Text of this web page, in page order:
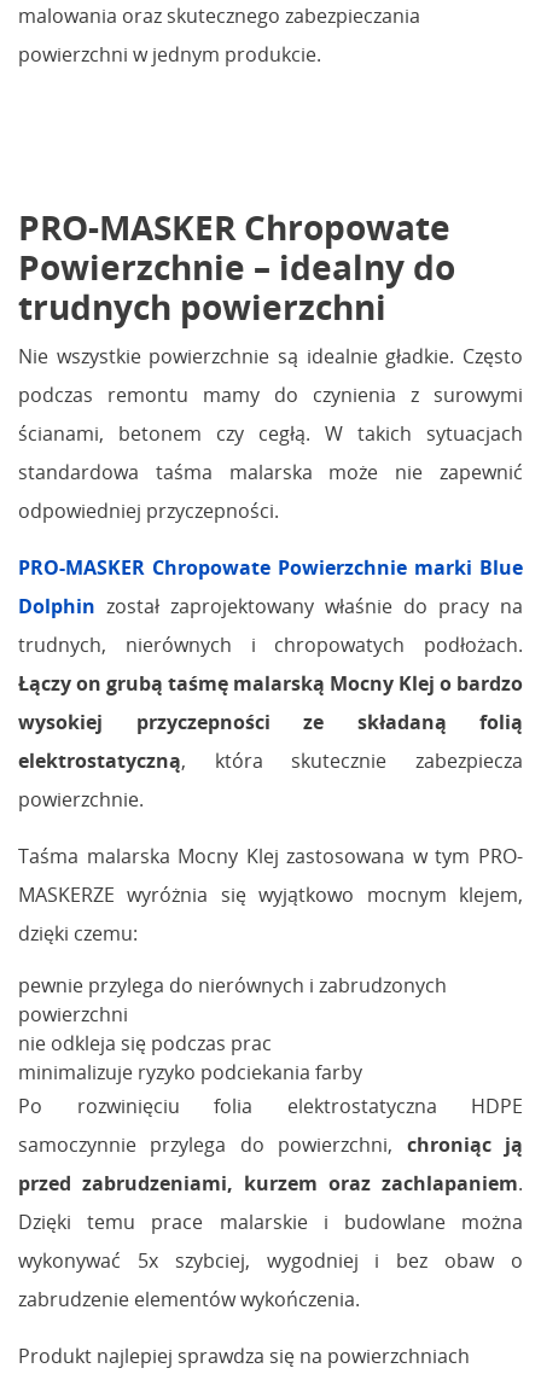
malowania oraz skutecznego zabezpieczania
powierzchni w jednym produkcie.
PRO-MASKER Chropowate
Powierzchnie – idealny do
trudnych powierzchni
Nie wszystkie powierzchnie są idealnie gładkie. Często
podczas remontu mamy do czynienia z surowymi
ścianami, betonem czy cegłą. W takich sytuacjach
standardowa taśma malarska może nie zapewnić
odpowiedniej przyczepności.
PRO-MASKER Chropowate Powierzchnie marki Blue
Dolphin został zaprojektowany właśnie do pracy na
trudnych, nierównych i chropowatych podłożach.
Łączy on grubą taśmę malarską Mocny Klej o bardzo
wysokiej przyczepności ze składaną folią
elektrostatyczną, która skutecznie zabezpiecza
powierzchnie.
Taśma malarska Mocny Klej zastosowana w tym PRO-
MASKERZE wyróżnia się wyjątkowo mocnym klejem,
dzięki czemu:
pewnie przylega do nierównych i zabrudzonych
powierzchni
nie odkleja się podczas prac
minimalizuje ryzyko podciekania farby
Po rozwinięciu folia elektrostatyczna HDPE
samoczynnie przylega do powierzchni, chroniąc ją
przed zabrudzeniami, kurzem oraz zachlapaniem.
Dzięki temu prace malarskie i budowlane można
wykonywać 5x szybciej, wygodniej i bez obaw o
zabrudzenie elementów wykończenia.
Produkt najlepiej sprawdza się na powierzchniach